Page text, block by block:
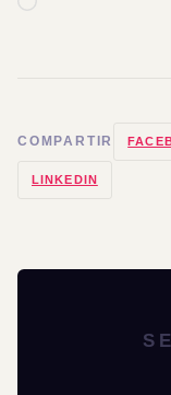
COMPARTIR
LINKEDIN